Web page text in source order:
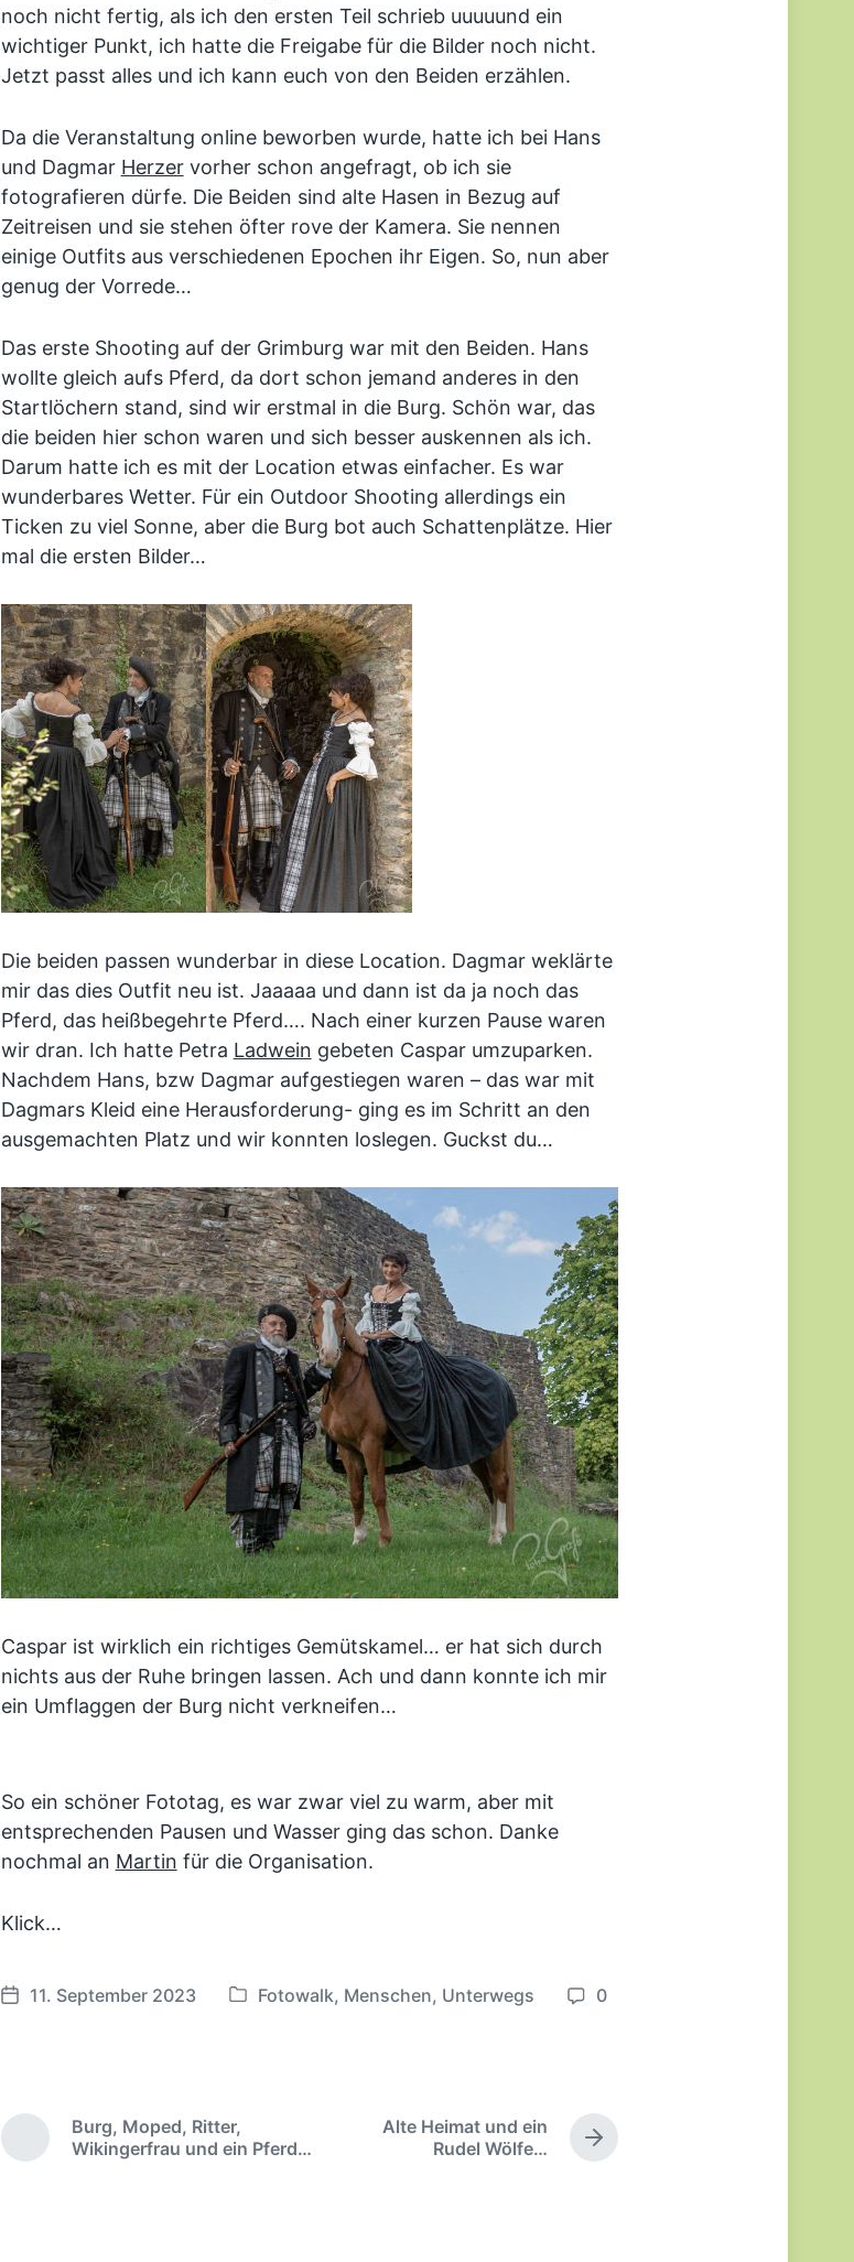
noch nicht fertig, als ich den ersten Teil schrieb uuuuund ein
wichtiger Punkt, ich hatte die Freigabe für die Bilder noch nicht.
Jetzt passt alles und ich kann euch von den Beiden erzählen.
Da die Veranstaltung online beworben wurde, hatte ich bei Hans
und Dagmar Herzervorher schon angefragt, ob ich sie
fotografieren dürfe. Die Beiden sind alte Hasen in Bezug auf
Zeitreisen und sie stehen öfter rove der Kamera. Sie nennen
einige Outfits aus verschiedenen Epochen ihr Eigen. So, nun aber
genug der Vorrede…
Das erste Shooting auf der Grimburg war mit den Beiden. Hans
wollte gleich aufs Pferd, da dort schon jemand anderes in den
Startlöchern stand, sind wir erstmal in die Burg. Schön war, das
die beiden hier schon waren und sich besser auskennen als ich.
Darum hatte ich es mit der Location etwas einfacher. Es war
wunderbares Wetter. Für ein Outdoor Shooting allerdings ein
Ticken zu viel Sonne, aber die Burg bot auch Schattenplätze. Hier
mal die ersten Bilder…
Die beiden passen wunderbar in diese Location. Dagmar weklärte
mir das dies Outfit neu ist. Jaaaaa und dann ist da ja noch das
Pferd, das heißbegehrte Pferd…. Nach einer kurzen Pause waren
wir dran. Ich hatte Petra Ladwein gebeten Caspar umzuparken.
Nachdem Hans, bzw Dagmar aufgestiegen waren – das war mit
Dagmars Kleid eine Herausforderung- ging es im Schritt an den
ausgemachten Platz und wir konnten loslegen. Guckst du…
Caspar ist wirklich ein richtiges Gemütskamel… er hat sich durch
nichts aus der Ruhe bringen lassen. Ach und dann konnte ich mir
ein Umflaggen der Burg nicht verkneifen…
So ein schöner Fototag, es war zwar viel zu warm, aber mit
entsprechenden Pausen und Wasser ging das schon. Danke
nochmal an Martin für die Organisation.
Klick…
V
f
11. September 2023
V
f
Fotowalk, Menschen, Unterwegs
K
n
0
o
Burg, Moped, Ritter,
Wikingerfrau und ein Pferd…
N
ä
Alte Heimat und ein
Rudel Wölfe…